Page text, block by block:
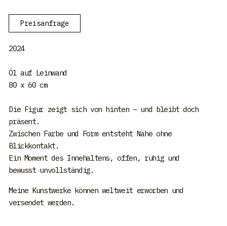
Preisanfrage
2024
Öl auf Leinwand
80 x 60 cm
Die Figur zeigt sich von hinten – und bleibt doch
präsent.
Zwischen Farbe und Form entsteht Nähe ohne
Blickkontakt.
Ein Moment des Innehaltens, offen, ruhig und
bewusst unvollständig.
Meine Kunstwerke können weltweit erworben und
versendet werden.